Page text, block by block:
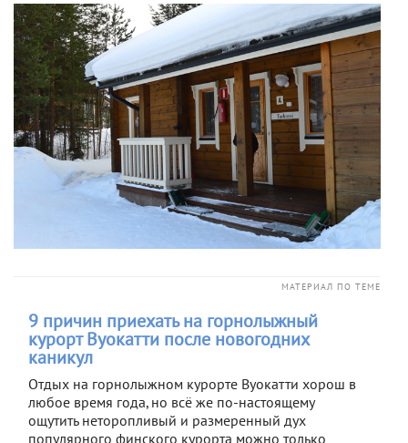
МАТЕРИАЛ ПО ТЕМЕ
9 причин приехать на горнолыжный
курорт Вуокатти после новогодних
каникул
Отдых на горнолыжном курорте Вуокатти хорош в
любое время года, но всё же по-настоящему
ощутить неторопливый и размеренный дух
популярного финского курорта можно только